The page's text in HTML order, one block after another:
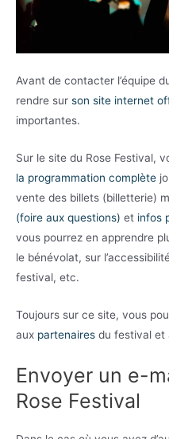
Avant de contacter l’équipe
rendre sur son site internet
importantes.
Sur le site du Rose Festival,
la programmation complète
vente des billets (billetterie)
(foire aux questions) et infos
vous pourrez en apprendre
le bénévolat, sur
festival, etc.
Toujours sur ce site, vous
aux partenaires du festival et
Envoyer un e-
Rose Festival